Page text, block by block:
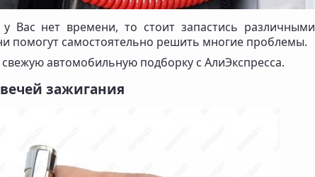
Вас нет времени, то стоит запастись различными
помогут самостоятельно решить многие проблемы.
автомобильную подборку с АлиЭкспресса.
зажигания